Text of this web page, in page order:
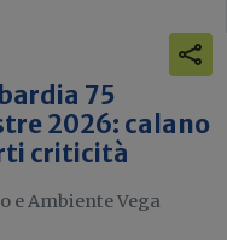
75
2026: calano
criticità
e Ambiente Vega